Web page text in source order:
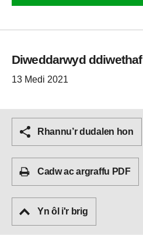
Diweddarwyd ddiwethaf
13 Medi 2021
Rhannu’r dudalen hon
Cadw ac argraffu PDF
Yn ôl i'r brig